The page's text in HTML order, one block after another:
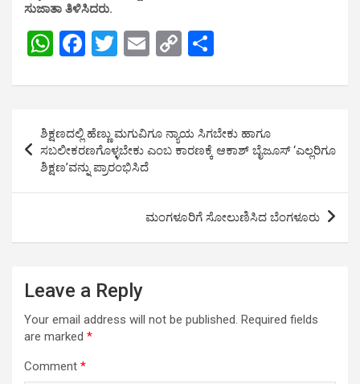
ಸುಜಾತಾ ತಿಳಿಸಿದರು.
W
at
s
A
p
p
F
ce
b
o
o
k
T
tt
er
E
ail
C
py
Li
n
ar
e
navigation
ಶಿಕ್ಷಣದಲ್ಲಿ ಹೆಣ್ಣು ಮಗುವಿಗೂ ನ್ಯಾಯ ಸಿಗಬೇಕು ಹಾಗೂ
ಸಬಲೀಕರಣಗೊಳ್ಳಬೇಕು ಎಂಬ ಕಾರಣಕ್ಕೆ ಆಕಾಶ್ ಬೈಜೂಸ್ ‘ಎಲ್ಲರಿಗೂ
ಶಿಕ್ಷಣ’ವನ್ನು ಪ್ರಾರಂಭಿಸಿದೆ
ಮಂಗಳೂರಿಗೆ ಸೋಲುಣಿಸಿದ ಬೆಂಗಳೂರು
Leave a Reply
Your email address will not be published. Required fields
are marked *
Comment *